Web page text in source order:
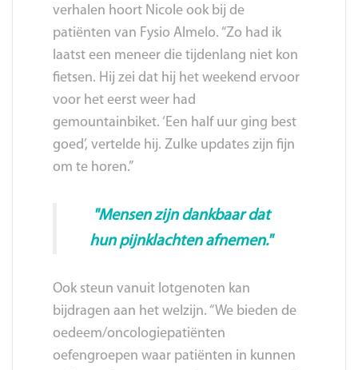
verhalen hoort Nicole ook bij de
patiënten van Fysio Almelo. “Zo had ik
laatst een meneer die tijdenlang niet kon
fietsen. Hij zei dat hij het weekend ervoor
voor het eerst weer had
gemountainbiket. ‘Een half uur ging best
goed’, vertelde hij. Zulke updates zijn fijn
om te horen.”
"Mensen zijn dankbaar dat
hun pijnklachten afnemen."
Ook steun vanuit lotgenoten kan
bijdragen aan het welzijn. “We bieden de
oedeem/oncologiepatiënten
oefengroepen waar patiënten in kunnen